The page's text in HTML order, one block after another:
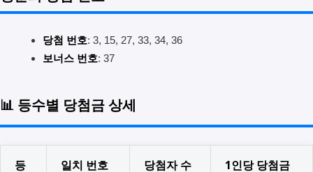
당첨 번호: 3, 15, 27, 33, 34, 36
보너스 번호: 37
📊 등수별 당첨금 상세
등
일치 번호 당첨자 수 1인당 당첨금